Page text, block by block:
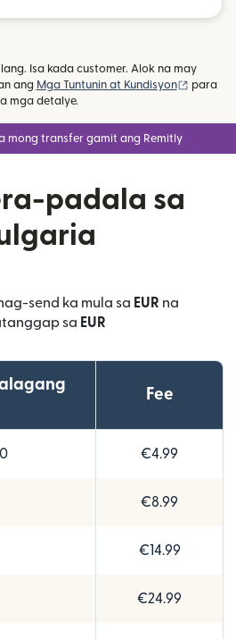
Isa kada customer. Alok na may
ang Mga Tuntunin at Kundisyon
para
mga detalye.
mong transfer gamit ang Remitly
padala sa
send ka mula sa EUR na
sa EUR
Fee
€4.99
€8.99
€14.99
€24.99